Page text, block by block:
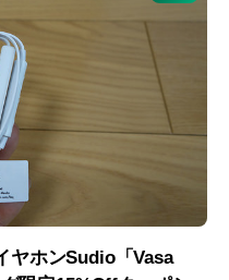
ヤホンSudio「Vasa